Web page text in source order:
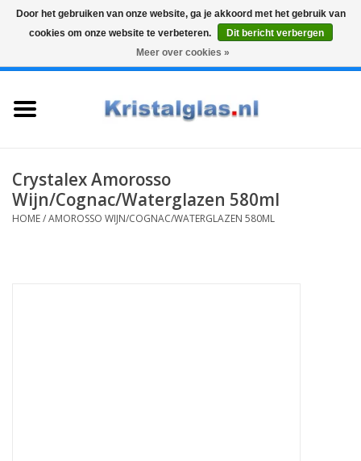
Graveren
Karaffen
Glas graveren
Crystalex Amorosso
Wijn/Cognac/Waterglazen 580ml
HOME/AMOROSSO WIJN/COGNAC/WATERGLAZEN 580ML
Door het gebruiken van onze website, ga je akkoord met het gebruik van
cookies om onze website te verbeteren.
Dit bericht verbergen
Meer over cookies »